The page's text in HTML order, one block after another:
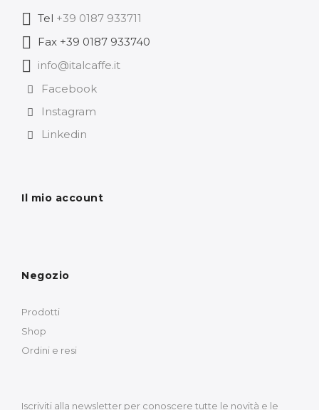
Tel +39 0187 933711
Fax +39 0187 933740
info@italcaffe.it
Facebook
Instagram
Linkedin
Il mio account
Negozio
Prodotti
Shop
Ordini e resi
Iscriviti alla newsletter per conoscere tutte le novità e le